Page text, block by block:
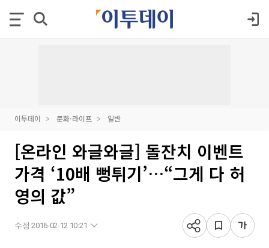
이투데이 문화·라이프 일반
[온라인 와글와글] 돌잔치 이벤트
가격 ‘10배 뻥튀기’…“그게 다 허
영의 값”
수정 2016-02-12 10:21